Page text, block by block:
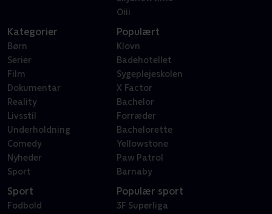
Oiii
Kategorier
Børn
Serier
Film
Dokumentar
Reality
Livsstil
Underholdning
Comedy
Nyheder
Sport
Populært
Klovn
Badehotellet
Sygeplejeskolen
X Factor
Bachelor
Forræder
Bachelorette
Yellowstone
Paw Patrol
Barnaby
Sport
Fodbold
Populær sport
3F Superliga